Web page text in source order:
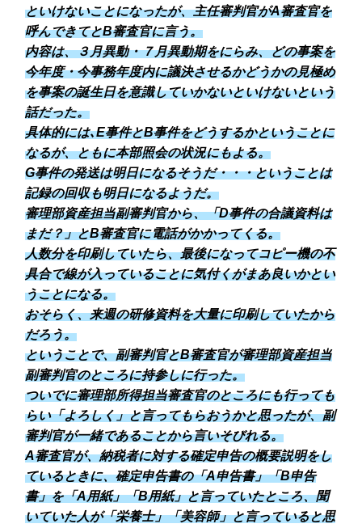
といけないことになったが、主任審判官がA審査官を
呼んできてとB審査官に言う。
内容は、３月異動・７月異動期をにらみ、どの事案を
今年度・今事務年度内に議決させるかどうかの見極め
を事案の誕生日を意識していかないといけないという
話だった。
具体的には､E事件とB事件をどうするかということに
なるが、ともに本部照会の状況にもよる。
G事件の発送は明日になるそうだ・・・ということは
記録の回収も明日になるようだ。
審理部資産担当副審判官から、「D事件の合議資料は
まだ？」とB審査官に電話がかかってくる。
人数分を印刷していたら、最後になってコピー機の不
具合で線が入っていることに気付くがまあ良いかとい
うことになる。
おそらく、来週の研修資料を大量に印刷していたから
だろう。
ということで、副審判官とB審査官が審理部資産担当
副審判官のところに持参しに行った。
ついでに審理部所得担当審査官のところにも行っても
らい「よろしく」と言ってもらおうかと思ったが、副
審判官が一緒であることから言いそびれる。
A審査官が、納税者に対する確定申告の概要説明をし
ているときに、確定申告書の「A申告書」「B申告
書」を「A用紙」「B用紙」と言っていたところ、聞
いていた人が「栄養士」「美容師」と言っていると思